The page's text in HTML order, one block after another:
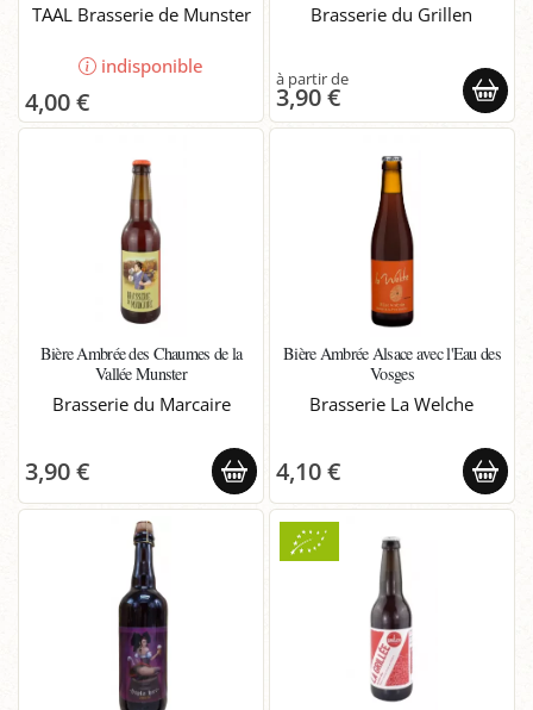
TAAL Brasserie de Munster
indisponible
4,00 €
Brasserie du Grillen
3,90 €
Bière Ambrée des Chaumes de la
Vallée Munster
Brasserie du Marcaire
3,90 €
Bière Ambrée Alsace avec l'Eau des
Vosges
Brasserie La Welche
4,10 €